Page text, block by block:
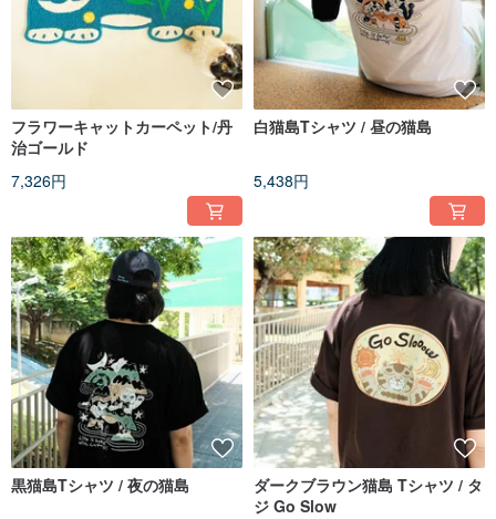
フラワーキャットカーペット/丹
治ゴールド
7,326円
白猫島Tシャツ / 昼の猫島
5,438円
黒猫島Tシャツ / 夜の猫島
ダークブラウン猫島 Tシャツ / タ
ジ Go Slow